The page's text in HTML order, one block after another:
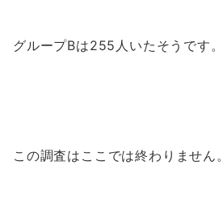
グループBは255人いたそうです。
この調査はここでは終わりません。